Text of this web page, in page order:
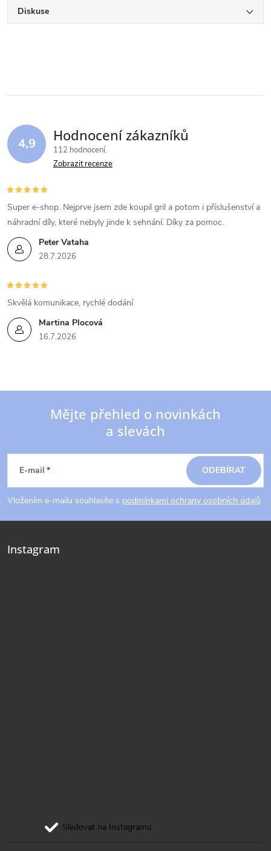
Diskuse
4,9 Hodnocení zákazníků
112 hodnocení
Zobrazit recenze
Peter Vataha
28.7.2026
Super e-shop. Nejprve jsem zde koupil gril a potom i příslušenství a
náhradní díly, které nebyly jinde k sehnání. Díky za pomoc.
Martina Plocová
16.7.2026
Skvělá komunikace, rychlé dodání
p
a
t
Mějte přehled o novinkách
a slevách
E-mail
Vložením e-mailu souhlasíte s podmínkami ochrany osobních údajů
ODEBÍRAT
Instagram
Sledovat na Instagramu